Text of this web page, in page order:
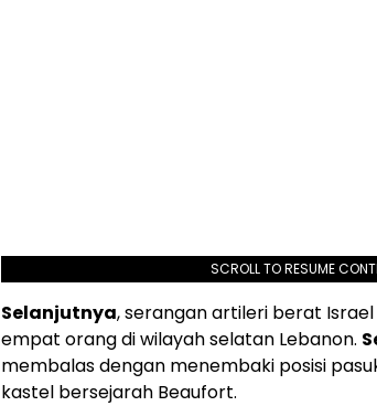
SCROLL TO RESUME
Selanjutnya, serangan artileri berat
empat orang di wilayah selatan Lebanon.
membalas dengan menembaki posisi
kastel bersejarah Beaufort.